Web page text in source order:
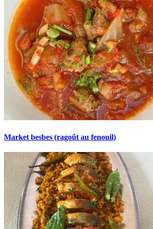
Market besbes (ragoût au fenouil)